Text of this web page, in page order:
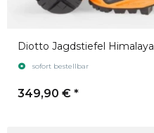
Diotto Jagdstiefel Himalaya
sofort bestellbar
349,90 € *